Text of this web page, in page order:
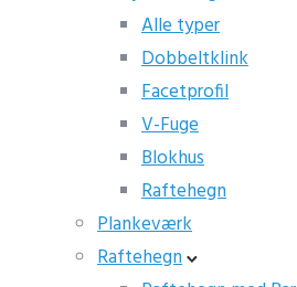
Alle typer
Dobbeltklink
Facetprofil
V-Fuge
Blokhus
Raftehegn
Plankeværk
Raftehegn